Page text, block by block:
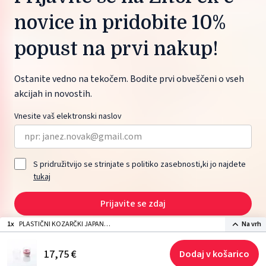
1x PLASTIČNI KOZARČKI JAPAN
87ml (100kom)
Na vrh
17,75€ Dodaj v košarico
novice in pridobite 10%
popust na prvi nakup!
Ostanite vedno na tekočem. Bodite prvi obveščeni o vseh
akcijah in novostih.
Vnesite vaš elektronski naslov
S pridružitvijo se strinjate s politiko zasebnosti,ki jo najdete
tukaj
Prijavite se zdaj
2026 © ŽITO maloprodaja d.o.o., Moskovska ulica 1, 1000 Ljubljana, Slovenia.